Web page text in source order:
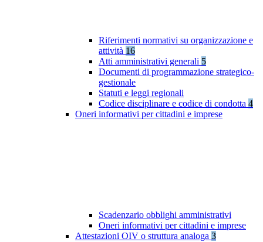
Riferimenti normativi su organizzazione e
attività 16
Atti amministrativi generali 5
Documenti di programmazione strategico-
gestionale
Statuti e leggi regionali
Codice disciplinare e codice di condotta 4
Oneri informativi per cittadini e imprese
Scadenzario obblighi amministrativi
Oneri informativi per cittadini e imprese
Attestazioni OIV o struttura analoga 3